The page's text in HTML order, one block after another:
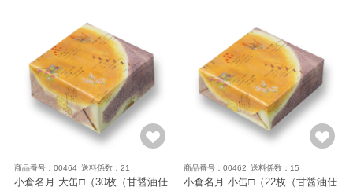
商品番号：00464 送料係数：21
小倉名月 大缶□（30枚（甘醤油仕
商品番号：00462 送料係数：15
小倉名月 小缶□（22枚（甘醤油仕